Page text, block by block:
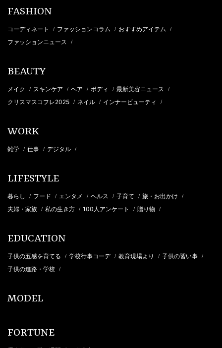
FASHION
コーディネート / ファッションコラム / おすすめアイテム /
ファッションニュース /
BEAUTY
メイク / スキンケア / ヘア / ボディ / 最新美容ニュース /
クリスマスコフレ2025 / ネイル / インナービューティ /
WORK
雑学 / 仕事 / デジタル /
LIFESTYLE
暮らし / フード / エンタメ / ヘルス / 子育て / 旅・お出かけ /
夫婦・家族 / 私の生き方 / 100人アンケート / 贈り物 /
EDUCATION
子供の五感を育てる / 学校行事コーデ / 教育現場より / 子供の習い事 /
子供の進路・学校 /
MODEL
FORTUNE